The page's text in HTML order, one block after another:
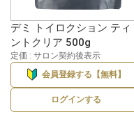
デミ トイロクション ティ
ントクリア 500g
定価 : サロン契約後表示
会員登録する【無料】
ログインする